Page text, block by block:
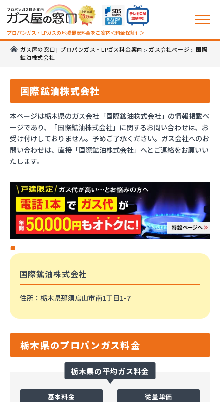
プロパンガス・LPガスの地域最安料金をご案内＜料金保証付＞
ガス屋の窓口 | プロパンガス・LPガス料金案内 >ガス会社ページ > 国際
鉱油株式会社
国際鉱油株式会社
本ページは栃木県のガス会社「国際鉱油株式会社」の情報掲載ペ
ージであり、「国際鉱油株式会社」に関するお問い合わせは、お
受け付けしておりません。予めご了承ください。ガス会社へのお
問い合わせは、直接「国際鉱油株式会社」へとご連絡をお願いい
たします。
国際鉱油株式会社
住所 ：栃木県那須烏山市南1丁目1-7
栃木県のプロパンガス料金
栃木県の平均ガス料金
基本料金 従量単価